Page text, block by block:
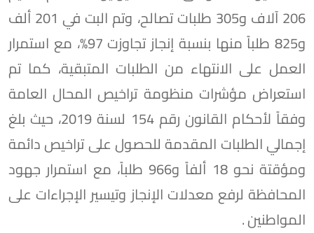
206 آلاف و305 طلبات تصالح، وتم البت في 201 ألف
و825 طلباً منها بنسبة إنجاز تجاوزت 97%، مع استمرار
العمل على الانتهاء من الطلبات المتبقية، كما تم
استعراض مؤشرات منظومة تراخيص المحال العامة
وفقاً لأحكام القانون رقم 154 لسنة 2019، حيث بلغ
إجمالي الطلبات المقدمة للحصول على تراخيص دائمة
ومؤقتة نحو 18 ألفاً و966 طلباً، مع استمرار جهود
المحافظة لرفع معدلات الإنجاز وتيسير الإجراءات على
المواطنين .